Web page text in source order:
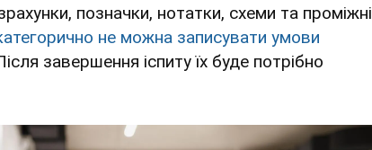
позначки, нотатки, схеми та проміжні
не можна записувати умови
завершення іспиту їх буде потрібно